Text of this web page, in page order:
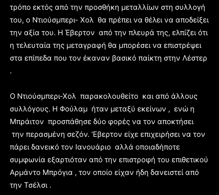
τρόπο εκτός από την προσθήκη μεταλλίων στη συλλογή
του, ο Ντιούσμπερι- Χολ θα πρέπει να θέλει να αποδείξει
την αξία του. Η Έβερτον από την πλευρά της, ελπίζει ότι
η τελευταία της μεταγραφή θα μπορέσει να επιστρέψει
στα επίπεδα που τον έκαναν βασικό παίκτη στην Λέστερ
.
Ο Ντιούσμπερι-Χολ παρακολουθείτο και από άλλους
συλλόγους. Η Φούλαμ ήταν μεταξύ εκείνων , ενώ η
Μπράιτον προσπάθησε δύο φορές να τον αποκτήσει
την περασμένη σεζόν. ‘Εβερτον είχε επιχειρήσει να τον
πάρει δανεικό τον Ιανουάριο αλλά οποιαδήποτε
συμφωνία εξαρτιόταν από την επιστροφή του επιθετικού
Αρμάντο Μπρόγια , τον οποίο είχαν ήδη δανειστεί από
την Τσέλσι .